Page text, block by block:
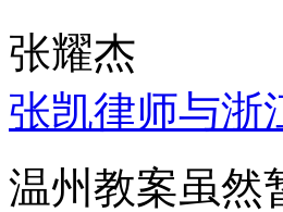
张耀杰
张凯律师与浙
温州教案虽然